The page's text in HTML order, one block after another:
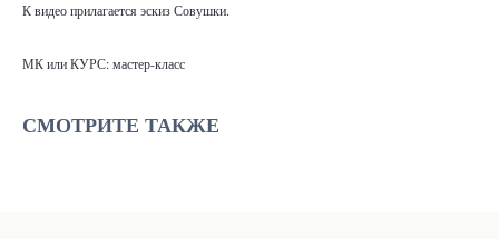
К видео прилагается эскиз Совушки.
МК или КУРС: мастер-класс
СМОТРИТЕ ТАКЖЕ